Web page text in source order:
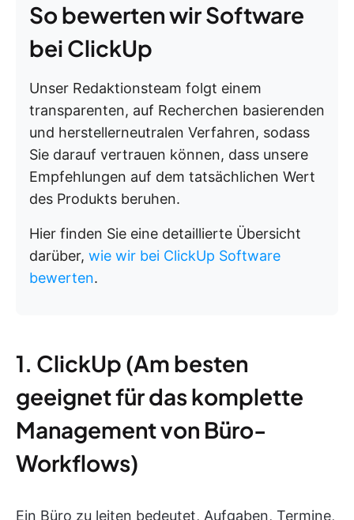
So bewerten wir Software
bei ClickUp
Unser Redaktionsteam folgt einem
transparenten, auf Recherchen basierenden
und herstellerneutralen Verfahren, sodass
Sie darauf vertrauen können, dass unsere
Empfehlungen auf dem tatsächlichen Wert
des Produkts beruhen.
Hier finden Sie eine detaillierte Übersicht
darüber, wie wir bei ClickUp Software
bewerten.
1. ClickUp (Am besten
geeignet für das komplette
Management von Büro-
Workflows)
Ein Büro zu leiten bedeutet, Aufgaben, Termine,